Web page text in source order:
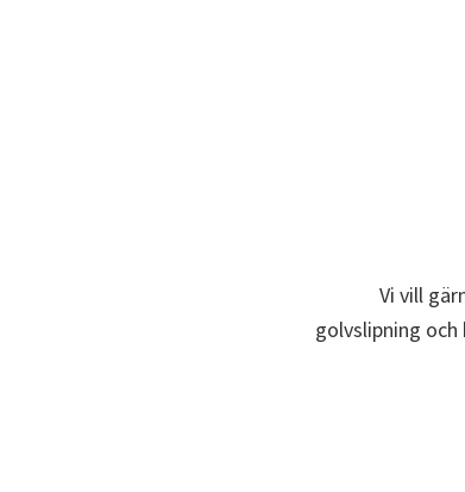
Vi vill
golvslipning och